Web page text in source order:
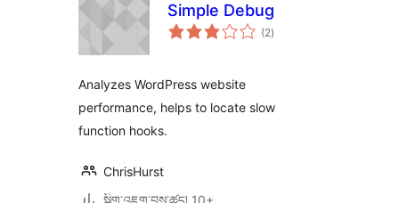
Simple Debug
(2གདེང་
འཇོག་
)
Analyzes WordPress website
performance, helps to locate slow
function hooks.
ChrisHurst
སྒྲིག་འཇུག་བྱས་ཚད། 10+